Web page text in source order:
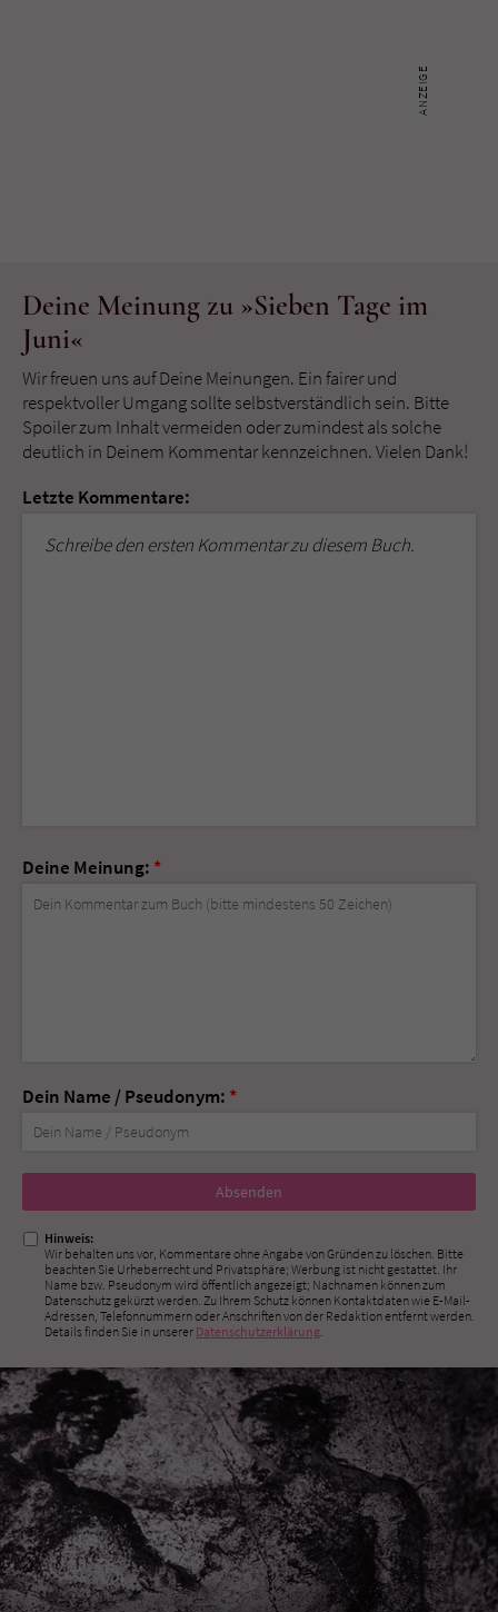
Deine Meinung zu »Sieben Tage im
Juni«
Wir freuen uns auf Deine Meinungen. Ein fairer und
respektvoller Umgang sollte selbstverständlich sein. Bitte
Spoiler zum Inhalt vermeiden oder zumindest als solche
deutlich in Deinem Kommentar kennzeichnen. Vielen Dank!
Letzte Kommentare:
Schreibe den ersten Kommentar zu diesem Buch.
Deine Meinung: *
Dein Name / Pseudonym: *
Nicht
ausfüllen!
Hinweis:
Wir behalten uns vor, Kommentare ohne Angabe von Gründen zu löschen. Bitte
beachten Sie Urheberrecht und Privatsphäre; Werbung ist nicht gestattet. Ihr
Name bzw. Pseudonym wird öffentlich angezeigt; Nachnamen können zum
Datenschutz gekürzt werden. Zu Ihrem Schutz können Kontaktdaten wie E-Mail-
Adressen, Telefonnummern oder Anschriften von der Redaktion entfernt werden.
Details finden Sie in unserer Datenschutzerklärung.